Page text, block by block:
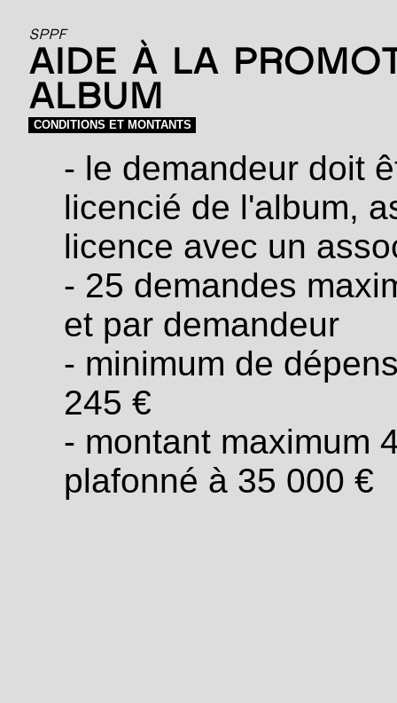
SPPF
AIDE À LA
ALBUM
CONDITIONS ET MONTANTS
- le demandeur doit
licencié de l'album,
licence avec un
- 25 demandes
et par demandeur
- minimum de
245 €
- montant maximum
plafonné à 35 000 €